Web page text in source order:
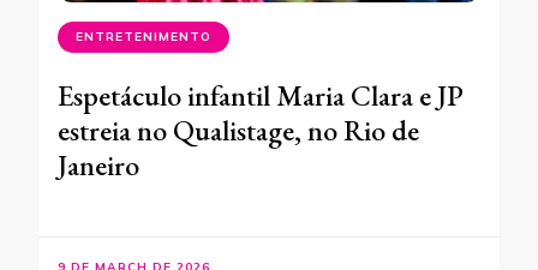
ENTRETENIMENTO
Espetáculo infantil Maria Clara e JP
estreia no Qualistage, no Rio de
Janeiro